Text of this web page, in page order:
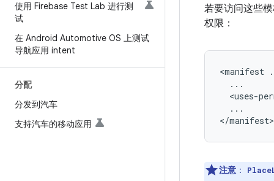
使用 Firebase Test Lab 进行测
试
在 Android Automotive OS 上测试
导航应用 intent
分配
分发到汽车
支持汽车的移动应用
若要访问这些
权限：
<manifest
<uses-
...
注意 ：